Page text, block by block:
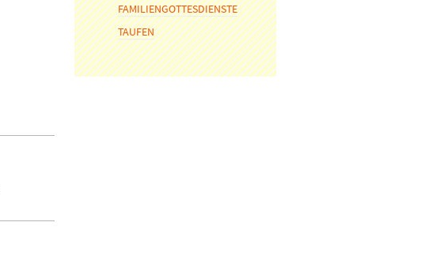
FAMILIENGOTTESDIENSTE
TAUFEN